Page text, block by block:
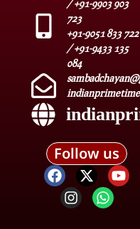
/ +91-9903 903
723
+91-9051 833 722
/ +91-9433 135
084
Follow us